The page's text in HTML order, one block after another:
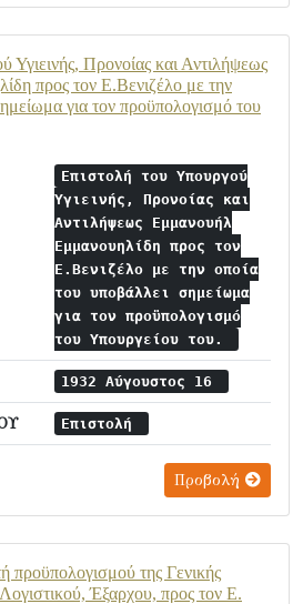
Υγιεινής, Προνοίας και Αντιλήψεως
προς τον Ε.Βενιζέλο με την
για τον προϋπολογισμό του
Επιστολή του Υπουργού
Υγιεινής, Προνοίας και
Αντιλήψεως Εμμανουήλ
Εμμανουηλίδη προς τον
Ε.Βενιζέλο με την οποία
του υποβάλλει σημείωμα
για τον προϋπολογισμό
του Υπουργείου του.
1932 Αύγουστος 16
Επιστολή
Προβολή
προϋπολογισμού της Γενικής
Έξαρχου, προς τον Ε.